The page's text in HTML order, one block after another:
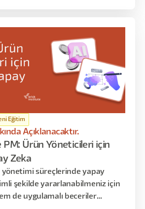
Eğitim
Açıklanacaktır.
PM: Ürün Yöneticileri için
Zeka
süreçlerinde yapay
şekilde yararlanabilmeniz için
de uygulamalı beceriler